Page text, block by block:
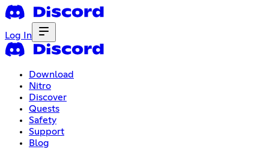
Log In
Download
Nitro
Discover
Quests
Safety
Support
Blog